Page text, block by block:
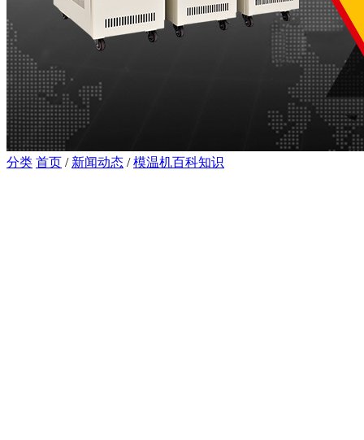
分类 首页 / 新闻动态 /模温机百科知识